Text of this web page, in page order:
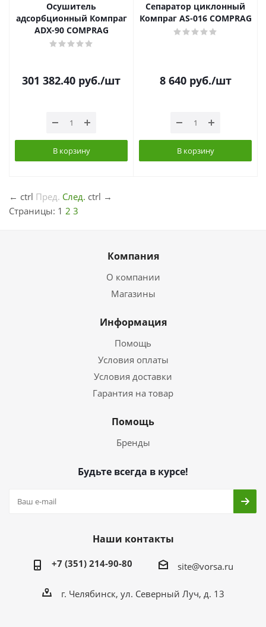
Осушитель
адсорбционный Компраг
ADX-90 COMPRAG
301 382.40 руб./шт
В корзину
Сепаратор циклонный
Компраг AS-016 COMPRAG
8 640руб./шт
В корзину
← ctrl Пред. След. ctrl →
Страницы: 1 2 3
Компания
О компании
Магазины
Информация
Помощь
Условия оплаты
Условия доставки
Гарантия на товар
Помощь
Бренды
Будьте всегда в курсе!
Наши контакты
+7 (351) 214-90-80 site@vorsa.ru
г. Челябинск, ул. Северный Луч, д. 13